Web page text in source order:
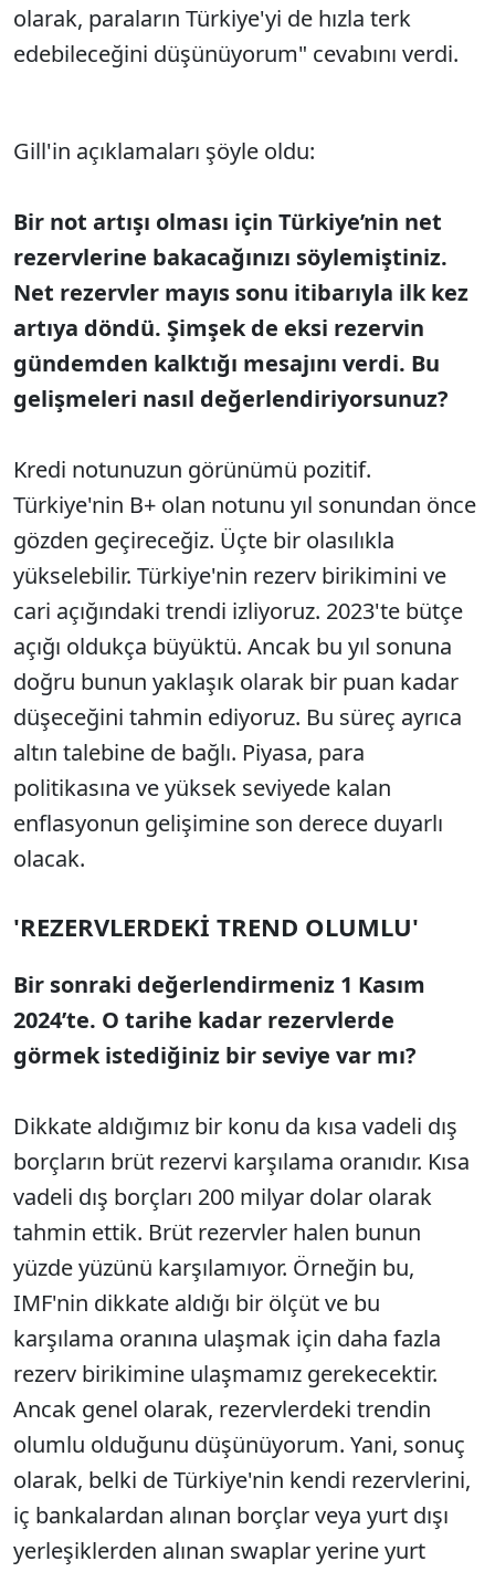
olarak, paraların Türkiye'yi de hızla terk
edebileceğini düşünüyorum" cevabını verdi.
Gill'in açıklamaları şöyle oldu:
Bir not artışı olması için Türkiye’nin net
rezervlerine bakacağınızı söylemiştiniz.
Net rezervler mayıs sonu itibarıyla ilk kez
artıya döndü. Şimşek de eksi rezervin
gündemden kalktığı mesajını verdi. Bu
gelişmeleri nasıl değerlendiriyorsunuz?
Kredi notunuzun görünümü pozitif.
Türkiye'nin B+ olan notunu yıl sonundan önce
gözden geçireceğiz. Üçte bir olasılıkla
yükselebilir. Türkiye'nin rezerv birikimini ve
cari açığındaki trendi izliyoruz. 2023'te bütçe
açığı oldukça büyüktü. Ancak bu yıl sonuna
doğru bunun yaklaşık olarak bir puan kadar
düşeceğini tahmin ediyoruz. Bu süreç ayrıca
altın talebine de bağlı. Piyasa, para
politikasına ve yüksek seviyede kalan
enflasyonun gelişimine son derece duyarlı
olacak.
'REZERVLERDEKİ TREND OLUMLU'
Bir sonraki değerlendirmeniz 1 Kasım
2024’te. O tarihe kadar rezervlerde
görmek istediğiniz bir seviye var mı?
Dikkate aldığımız bir konu da kısa vadeli dış
borçların brüt rezervi karşılama oranıdır. Kısa
vadeli dış borçları 200 milyar dolar olarak
tahmin ettik. Brüt rezervler halen bunun
yüzde yüzünü karşılamıyor. Örneğin bu,
IMF'nin dikkate aldığı bir ölçüt ve bu
karşılama oranına ulaşmak için daha fazla
rezerv birikimine ulaşmamız gerekecektir.
Ancak genel olarak, rezervlerdeki trendin
olumlu olduğunu düşünüyorum. Yani, sonuç
olarak, belki de Türkiye'nin kendi rezervlerini,
iç bankalardan alınan borçlar veya yurt dışı
yerleşiklerden alınan swaplar yerine yurt